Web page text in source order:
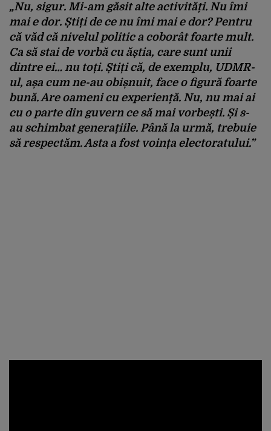
„Nu, sigur. Mi-am găsit alte activități. Nu îmi
mai e dor. Știți de ce nu îmi mai e dor? Pentru
că văd că nivelul politic a coborât foarte mult.
Ca să stai de vorbă cu ăștia, care sunt unii
dintre ei… nu toți. Știți că, de exemplu, UDMR-
ul, așa cum ne-au obișnuit, face o figură foarte
bună. Are oameni cu experiență. Nu, nu mai ai
cu o parte din guvern ce să mai vorbești. Și s-
au schimbat generațiile. Până la urmă, trebuie
să respectăm. Asta a fost voința electoratului.”